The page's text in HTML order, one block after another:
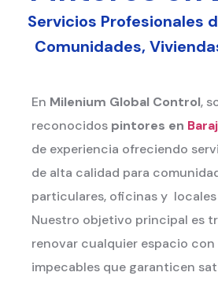
Servicios Profesionales
Comunidades,
En Milenium Global Control,
reconocidos pintores en
de experiencia ofreciendo
de alta calidad para
particulares, oficinas y
Nuestro objetivo principal es
renovar cualquier espacio
impecables que garanticen